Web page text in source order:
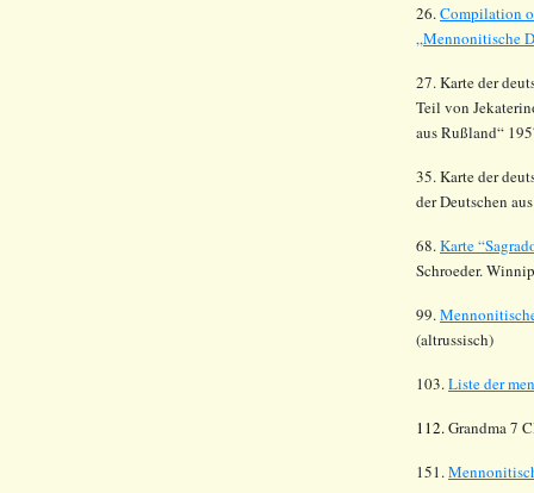
26.Compilation
„Mennonitische
27. Karte der
Teil von
ausRußland“
35. Karte der
der Deutschen
68.Karte“
Schroeder.
99.
(altrussisch)
103.Liste der
112.Grandma 7
151.